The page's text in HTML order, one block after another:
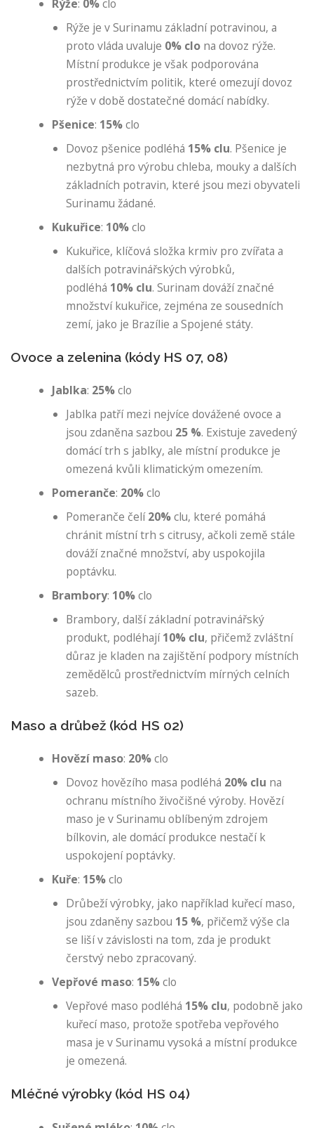
Rýže: 0%clo
Rýže je v Surinamu základní potravinou, a
proto vláda uvaluje 0% clo na dovoz rýže.
Místní produkce je však podporována
prostřednictvím politik, které omezují dovoz
rýže v době dostatečné domácí nabídky.
Pšenice: 15%clo
Dovoz pšenice podléhá 15% clu. Pšenice je
nezbytná pro výrobu chleba, mouky a dalších
základních potravin, které jsou mezi obyvateli
Surinamu žádané.
Kukuřice: 10%clo
Kukuřice, klíčová složka krmiv pro zvířata a
dalších potravinářských výrobků,
podléhá 10% clu. Surinam dováží značné
množství kukuřice, zejména ze sousedních
zemí, jako je Brazílie a Spojené státy.
Ovoce a zelenina (kódy HS 07, 08)
Jablka: 25%clo
Jablka patří mezi nejvíce dovážené ovoce a
jsou zdaněna sazbou 25 %. Existuje zavedený
domácí trh s jablky, ale místní produkce je
omezená kvůli klimatickým omezením.
Pomeranče: 20%clo
Pomeranče čelí20%clu, které pomáhá
chránit místní trh s citrusy, ačkoli země stále
dováží značné množství, aby uspokojila
poptávku.
Brambory: 10%clo
Brambory, další základní potravinářský
produkt, podléhají10% clu, přičemž zvláštní
důraz je kladen na zajištění podpory místních
zemědělců prostřednictvím mírných celních
sazeb.
Maso a drůbež (kód HS 02)
Hovězí maso: 20%clo
Dovoz hovězího masa podléhá 20% clu na
ochranu místního živočišné výroby. Hovězí
maso je v Surinamu oblíbeným zdrojem
bílkovin, ale domácí produkce nestačí k
uspokojení poptávky.
Kuře: 15%clo
Drůbeží výrobky, jako například kuřecí maso,
jsou zdaněny sazbou 15 %, přičemž výše cla
se liší v závislosti na tom, zda je produkt
čerstvý nebo zpracovaný.
Vepřové maso: 15%clo
Vepřové maso podléhá 15% clu, podobně jako
kuřecí maso, protože spotřeba vepřového
masa je v Surinamu vysoká a místní produkce
je omezená.
Mléčné výrobky (kód HS 04)